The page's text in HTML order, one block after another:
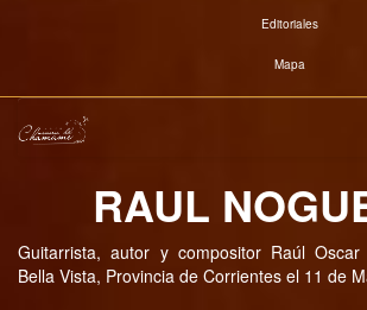
Editoriales
Mapa
RAUL
Guitarrista, autor y compositor Raúl
Bella Vista, Provincia de Corrientes el 11 de